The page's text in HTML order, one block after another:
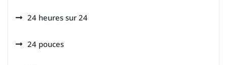
24 heures sur 24
24 pouces